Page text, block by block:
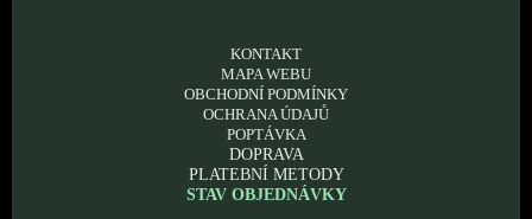
KONTAKT
MAPA WEBU
OBCHODNÍ PODMÍNKY
OCHRANA ÚDAJŮ
POPTÁVKA
DOPRAVA
PLATEBNÍ METODY
STAV OBJEDNÁVKY